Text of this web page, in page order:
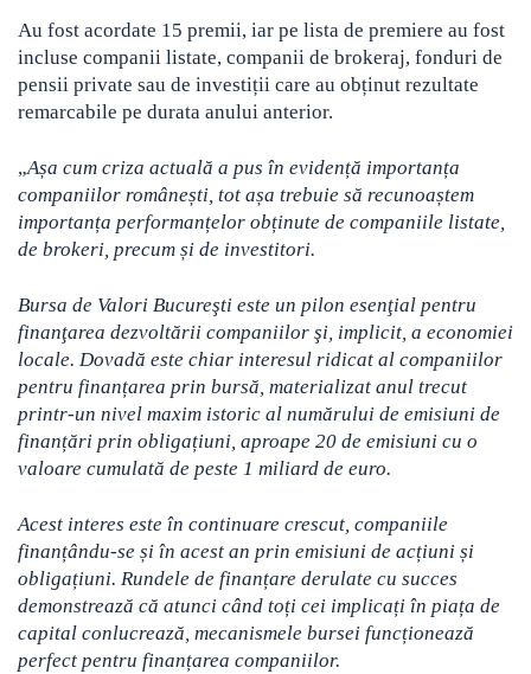
Au fost acordate 15 premii, iar pe lista de premiere au fost
incluse companii listate, companii de brokeraj, fonduri de
pensii private sau de investiții care au obținut rezultate
remarcabile pe durata anului anterior.
„Așa cum criza actuală a pus în evidență importanța
companiilor românești, tot așa trebuie să recunoaștem
importanța performanțelor obținute de companiile listate,
de brokeri, precum și de investitori.
Bursa de Valori Bucureşti este un pilon esenţial pentru
finanţarea dezvoltării companiilor şi, implicit, a economiei
locale. Dovadă este chiar interesul ridicat al companiilor
pentru finanțarea prin bursă, materializat anul trecut
printr-un nivel maxim istoric al numărului de emisiuni de
finanțări prin obligațiuni, aproape 20 de emisiuni cu o
valoare cumulată de peste 1 miliard de euro.
Acest interes este în continuare crescut, companiile
finanțându-se și în acest an prin emisiuni de acțiuni și
obligațiuni. Rundele de finanțare derulate cu succes
demonstrează că atunci când toți cei implicați în piața de
capital conlucrează, mecanismele bursei funcționează
perfect pentru finanțarea companiilor.